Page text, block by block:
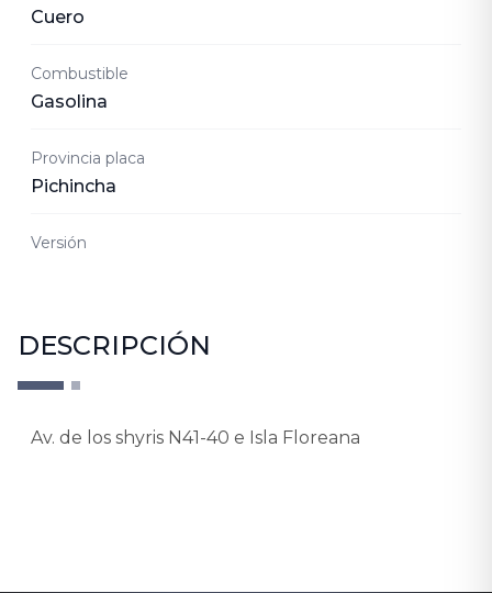
Cuero
Combustible
Gasolina
Provincia placa
Pichincha
Versión
DESCRIPCIÓN
Av. de los shyris N41-40 e Isla Floreana